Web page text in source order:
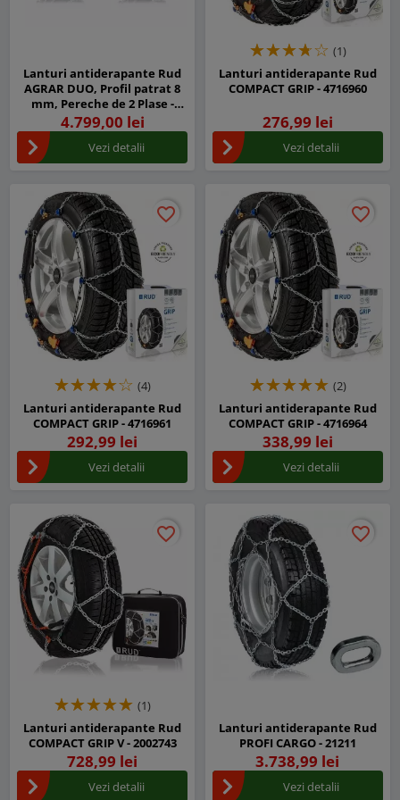
Lanturi antiderapante Rud
AGRAR DUO, Profil patrat 8
mm, Pereche de 2 Plase -
4716626
4.799,00 lei
Vezi detalii
(1)
Lanturi antiderapante Rud
COMPACT GRIP - 4716960
276,99 lei
Vezi detalii
favorite_border
favorite_border
(4)
Lanturi antiderapante Rud
COMPACT GRIP - 4716961
292,99 lei
Vezi detalii
favorite_border
favorite_border
(2)
Lanturi antiderapante Rud
COMPACT GRIP - 4716964
338,99 lei
Vezi detalii
favorite_border
favorite_border
(1)
Lanturi antiderapante Rud
COMPACT GRIP V - 2002743
728,99 lei
Vezi detalii
favorite_border
favorite_border
Lanturi antiderapante Rud
PROFI CARGO - 21211
3.738,99 lei
Vezi detalii